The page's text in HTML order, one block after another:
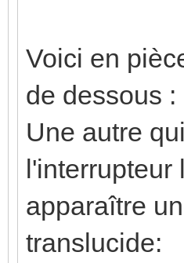
Voici en
de dessous :
Une autre
l'interrupteur
apparaître
translucide: